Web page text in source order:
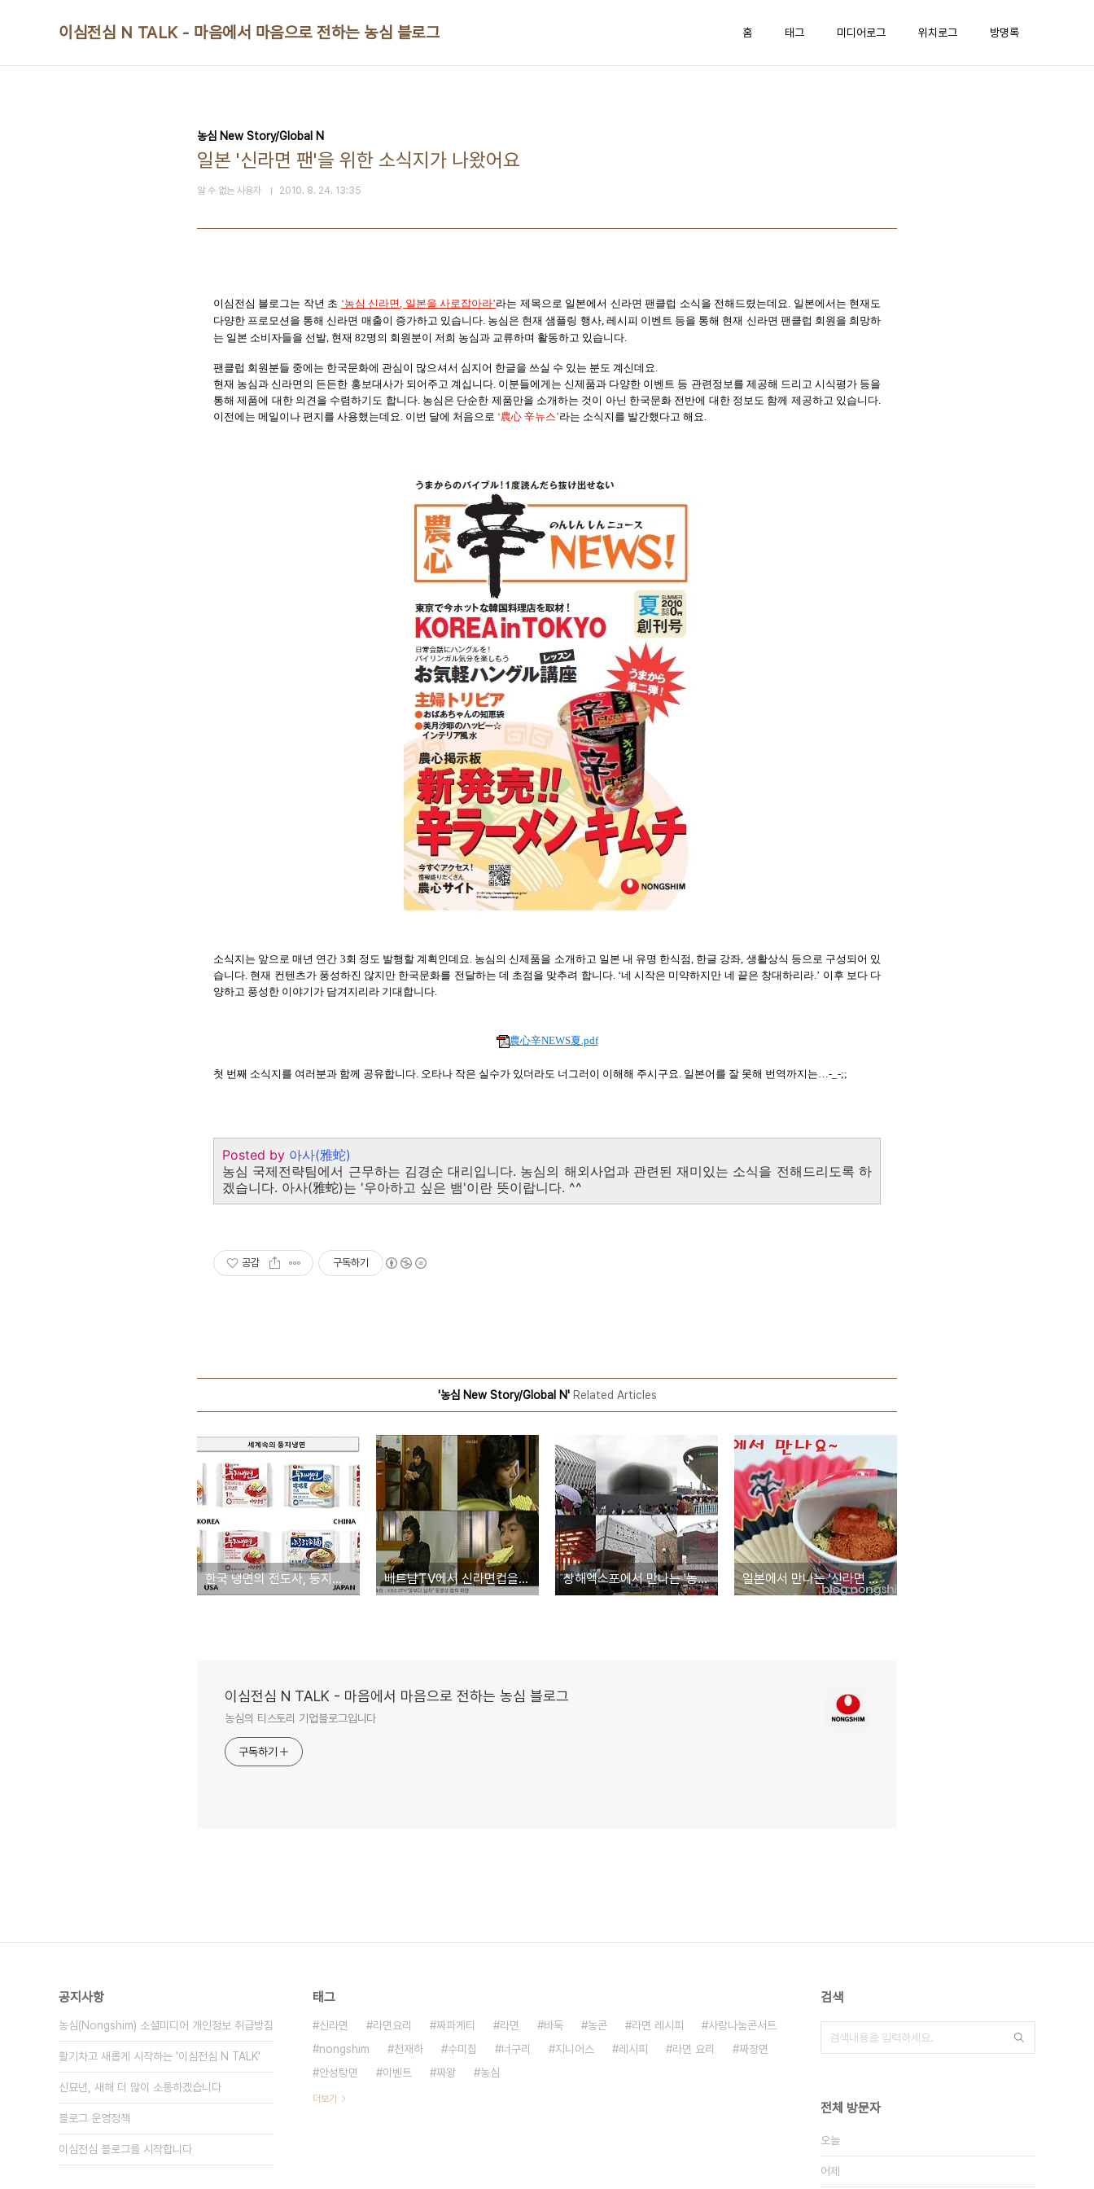
이심전심 N TALK - 마음에서 마음으로 전하는 농심 블로그 홈 태그 미디어로그 위치로그 방명록
농심 New Story/Global N
일본 '신라면 팬'을 위한 소식지가 나왔어요
알 수 없는 사용자 2010. 8. 24. 13:35
이심전심 블로그는 작년 초 ‘농심 신라면, 일본을 사로잡아라’라는 제목으로 일본에서 신라면 팬클럽 소식을 전해드렸는데요. 일본에서는 현재도
다양한 프로모션을 통해 신라면 매출이 증가하고 있습니다. 농심은 현재 샘플링 행사, 레시피 이벤트 등을 통해 현재 신라면 팬클럽 회원을 희망하
는 일본 소비자들을 선발, 현재 82명의 회원분이 저희 농심과 교류하며 활동하고 있습니다.
팬클럽 회원분들 중에는 한국문화에 관심이 많으셔서 심지어 한글을 쓰실 수 있는 분도 계신데요.
현재 농심과 신라면의 든든한 홍보대사가 되어주고 계십니다. 이분들에게는 신제품과 다양한 이벤트 등 관련정보를 제공해 드리고 시식평가 등을
통해 제품에 대한 의견을 수렴하기도 합니다. 농심은 단순한 제품만을 소개하는 것이 아닌 한국문화 전반에 대한 정보도 함께 제공하고 있습니다.
이전에는 메일이나 편지를 사용했는데요. 이번 달에 처음으로 ‘農心 辛뉴스’라는 소식지를 발간했다고 해요.
소식지는 앞으로 매년 연간 3회 정도 발행할 계획인데요. 농심의 신제품을 소개하고 일본 내 유명 한식점, 한글 강좌, 생활상식 등으로 구성되어 있
습니다. 현재 컨텐츠가 풍성하진 않지만 한국문화를 전달하는 데 초점을 맞추려 합니다. ‘네 시작은 미약하지만 네 끝은 창대하리라.’ 이후 보다 다
양하고 풍성한 이야기가 담겨지리라 기대합니다.
農心辛NEWS夏.pdf
첫 번째 소식지를 여러분과 함께 공유합니다. 오타나 작은 실수가 있더라도 너그러이 이해해 주시구요. 일본어를 잘 못해 번역까지는…-_-;;
Posted by 아사(雅蛇)
농심 국제전략팀에서 근무하는 김경순 대리입니다. 농심의 해외사업과 관련된 재미있는 소식을 전해드리도록 하
겠습니다. 아사(雅蛇)는 '우아하고 싶은 뱀'이란 뜻이랍니다. ^^
공감 구독하기
'농심 New Story/Global N'Related Articles
한국 냉면의 전도사, 둥지냉면! 베트남TV에서 신라면컵을 보았다 상해엑스포에서 만나는 '농심' 일본에서 만나는 '신라면 김치'
이심전심 N TALK - 마음에서 마음으로 전하는 농심 블로그
농심의 티스토리 기업블로그입니다
구독하기
공지사항
농심(Nongshim) 소셜미디어 개인정보 취급방침
활기차고 새롭게 시작하는 '이심전심 N TALK'
신묘년, 새해 더 많이 소통하겠습니다
블로그 운영정책
이심전심 블로그를 시작합니다
태그
신라면 라면요리 짜파게티 라면 바둑 농콘 라면 레시피
사랑나눔콘서트
nongshim
천재하 수미칩 너구리 지니어스 레시피 라면 요리
짜장면
안성탕면
이벤트 짜왕 농심
더보기
검색
전체 방문자
오늘
어제